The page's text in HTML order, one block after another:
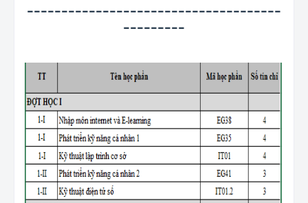
-------------------------------------
---------